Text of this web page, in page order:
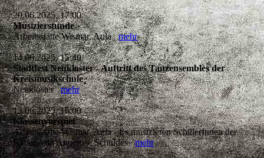
20.06.2025, 17:00
Musizierstunde
Arbeitsstätte Wismar, Aulamehr
14.06.2025, 15:40
Stadtfest Neukloster - Auftritt des Tanzensembles der
Kreismusikschule
Neuklostermehr
13.06.2025, 16:00
Klassenvorspiel
Arbeitsstätte Wismar, Aula - Es musizieren SchülerInnen der
Klasse von Annerose Schuldesmehr